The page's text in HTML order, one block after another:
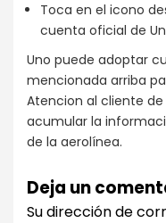
Toca en el icono
cuenta oficial de
Uno puede adoptar
mencionada arriba
Atencion al cliente de
acumular la
de la aerolínea.
Deja un
Su dirección de